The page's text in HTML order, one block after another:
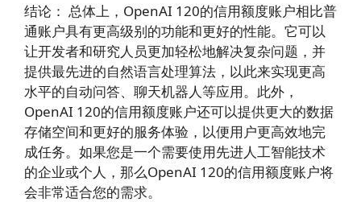
结论： 总体上，OpenAI 120的信用额度账户相比普
通账户具有更高级别的功能和更好的性能。它可以
让开发者和研究人员更加轻松地解决复杂问题，并
提供最先进的自然语言处理算法，以此来实现更高
水平的自动问答、聊天机器人等应用。此外，
OpenAI 120的信用额度账户还可以提供更大的数据
存储空间和更好的服务体验，以便用户更高效地完
成任务。如果您是一个需要使用先进人工智能技术
的企业或个人，那么OpenAI 120的信用额度账户将
会非常适合您的需求。